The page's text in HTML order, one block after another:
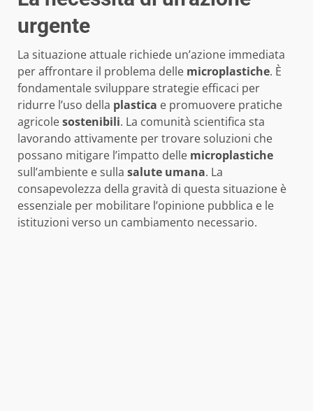
urgente
La situazione attuale richiede un’azione immediata
per affrontare il problema delle microplastiche. È
fondamentale sviluppare strategie efficaci per
ridurre l’uso della plastica e promuovere pratiche
agricolesostenibili. La comunità scientifica sta
lavorando attivamente per trovare soluzioni che
possano mitigare l’impatto delle microplastiche
sull’ambiente e sulla salute umana. La
consapevolezza della gravità di questa situazione è
essenziale per mobilitare l’opinione pubblica e le
istituzioni verso un cambiamento necessario.